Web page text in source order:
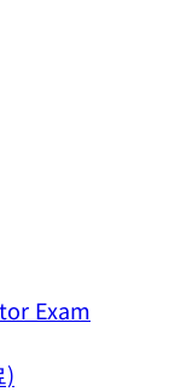
Exam
)